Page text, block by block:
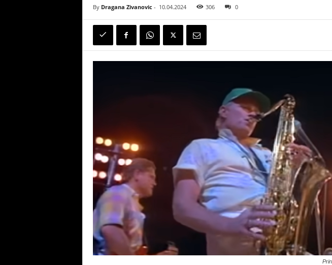
By Dragana Zivanovic- 10.04.2024 306 0